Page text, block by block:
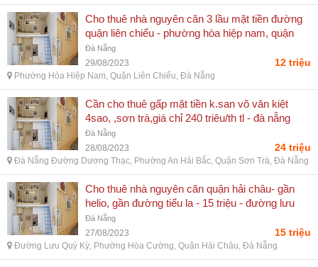
Cho thuê nhà nguyên căn 3 lầu mặt tiền đường
quận liên chiểu - phường hòa hiệp nam, quận
liên chiểu, đà nẵng
Đà Nẵng
29/08/2023 12 triệu
Phường Hòa Hiệp Nam, Quận Liên Chiểu, Đà Nẵng
Cần cho thuê gấp mặt tiền k.san võ văn kiệt
4sao, ,sơn trà,giá chỉ 240 triêu/th tl - đà nẵng
đường dương thạc, phường an hải bắc, quận
sơn trà, đà nẵng
Đà Nẵng
28/08/2023 24 triệu
Đà Nẵng Đường Dương Thạc, Phường An Hải Bắc, Quận Sơn Trà, Đà Nẵng
Cho thuê nhà nguyên căn quận hải châu- gần
helio, gần đường tiểu la - 15 triệu - đường lưu
quý kỳ, phường hòa cường, quận hải châu, đà
nẵng
Đà Nẵng
27/08/2023 15 triệu
Đường Lưu Quý Kỳ, Phường Hòa Cường, Quận Hải Châu, Đà Nẵng